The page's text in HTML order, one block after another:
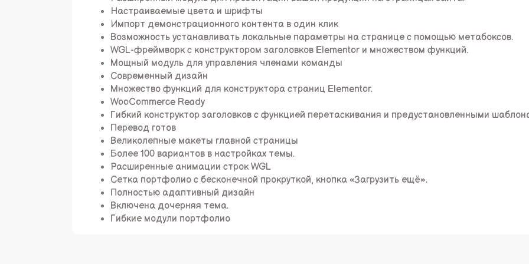
Настраиваемые цвета и шрифты
Импорт демонстрационного контента в один клик
Возможность устанавливать локальные параметры на странице с помощью метабоксов.
WGL-фреймворк с конструктором заголовков Elementor и множеством функций.
Мощный модуль для управления членами команды
Современный дизайн
Множество функций для конструктора страниц Elementor.
WooCommerce Ready
Гибкий конструктор заголовков с функцией перетаскивания и предустановленными
Перевод готов
Великолепные макеты главной страницы
Более 100 вариантов в настройках темы.
Расширенные анимации строк WGL
Сетка портфолио с бесконечной прокруткой, кнопка «Загрузить ещё».
Полностью адаптивный дизайн
Включена дочерняя тема.
Гибкие модули портфолио